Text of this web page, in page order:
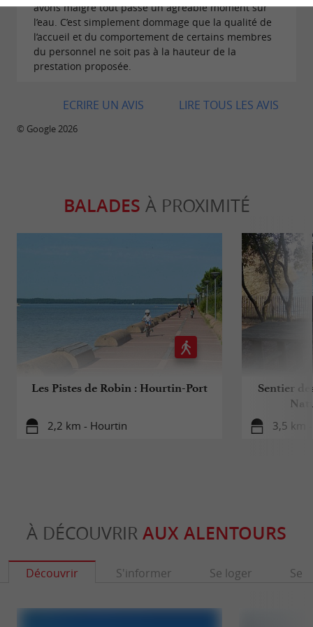
avons malgré tout passé un agréable moment sur
l’eau. C’est simplement dommage que la qualité de
l’accueil et du comportement de certains membres
du personnel ne soit pas à la hauteur de la
prestation proposée.
LIRE TOUS LES AVIS
ECRIRE UN AVIS
© Google 2026
BALADES À PROXIMITÉ
Les Pistes de Robin : Hourtin-Port
2,2 km - Hourtin
Sentier
3,5 km
À DÉCOUVRIR AUX ALENTOURS
Découvrir S'informer Se loger Se